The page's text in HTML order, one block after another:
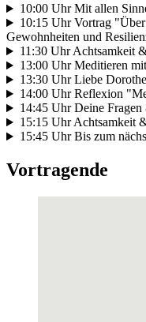
10:00 Uhr Mit allen
10:15 Uhr Vortrag
Gewohnheiten und
11:30 Uhr Achtsamkeit
13:00 Uhr Meditieren
13:30 Uhr Liebe
14:00 Uhr Reflexion
14:45 Uhr Deine Fragen
15:15 Uhr Achtsamkeit
15:45 Uhr Bis zum
Vortragende